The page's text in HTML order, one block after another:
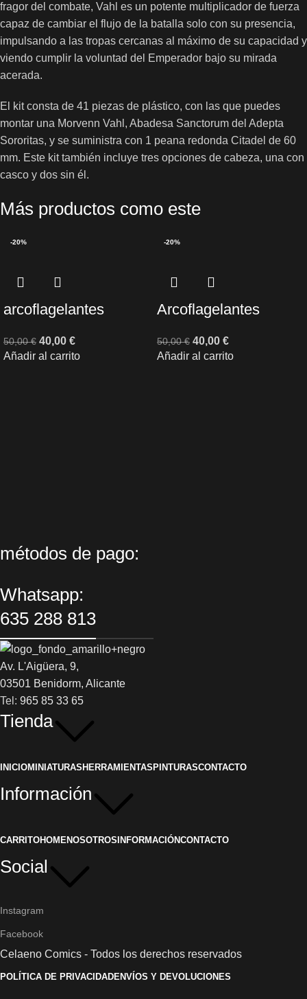
fragor del combate, Vahl es un potente multiplicador de fuerza
capaz de cambiar el flujo de la batalla solo con su presencia,
impulsando a las tropas cercanas al máximo de su capacidad y
viendo cumplir la voluntad del Emperador bajo su mirada
acerada.
El kit consta de 41 piezas de plástico, con las que puedes
montar una Morvenn Vahl, Abadesa Sanctorum del Adepta
Sororitas, y se suministra con 1 peana redonda Citadel de 60
mm. Este kit también incluye tres opciones de cabeza, una con
casco y dos sin él.
Más productos como este
-20%
arcoflagelantes
50,00€ 40,00 €
Añadir al carrito
-20%
Arcoflagelantes
50,00€ 40,00 €
Añadir al carrito
métodos de pago:
Whatsapp:
635 288 813
Av. L'Aigüera, 9,
03501 Benidorm, Alicante
Tel: 965 85 33 65
Tienda
INICIOMINIATURASHERRAMIENTASPINTURASCONTACTO
Información
CARRITOHOMENOSOTROSINFORMACIÓNCONTACTO
Social
Instagram
Facebook
Celaeno Comics - Todos los derechos reservados
POLÍTICA DE PRIVACIDADENVÍOS Y DEVOLUCIONES